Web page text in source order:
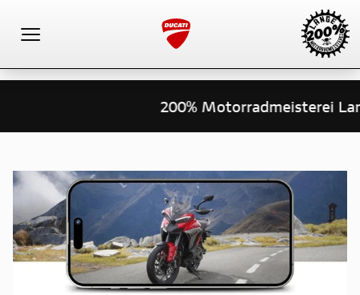
200% Motorradmeisterei